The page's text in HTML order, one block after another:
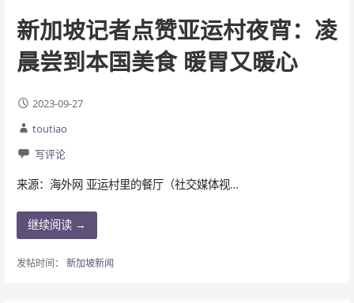
新加坡记者点赞亚运村夜宵：凌
晨尝到本国美食 暖胃又暖心
2023-09-27
toutiao
写评论
来源：海外网 亚运村里的餐厅（社交媒体视…
继续阅读 →
发帖时间： 新加坡新闻